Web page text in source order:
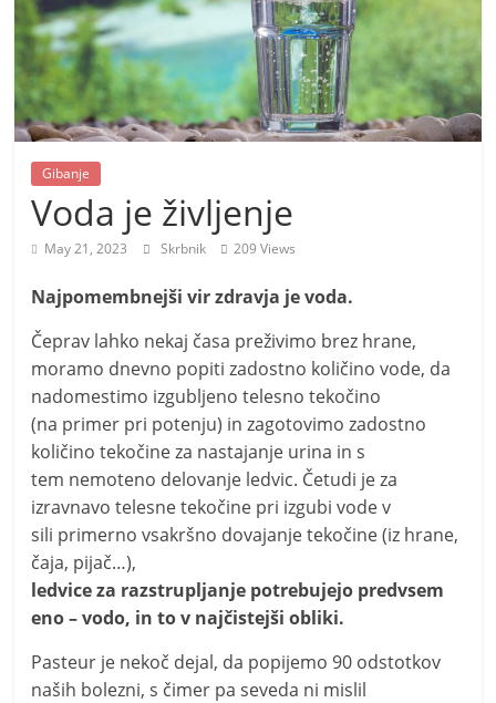
m
o
r
e
m
o
Gibanje
Voda je življenje
May 21, 2023 Skrbnik 209 Views
Najpomembnejši vir zdravja je voda.
Čeprav lahko nekaj časa preživimo brez hrane,
moramo dnevno popiti zadostno količino vode, da
nadomestimo izgubljeno telesno tekočino
(na primer pri potenju) in zagotovimo zadostno
količino tekočine za nastajanje urina in s
tem nemoteno delovanje ledvic. Četudi je za
izravnavo telesne tekočine pri izgubi vode v
sili primerno vsakršno dovajanje tekočine (iz hrane,
čaja, pijač…),
ledvice za razstrupljanje potrebujejo predvsem
eno – vodo, in to v najčistejši obliki.
Pasteur je nekoč dejal, da popijemo 90 odstotkov
naših bolezni, s čimer pa seveda ni mislil